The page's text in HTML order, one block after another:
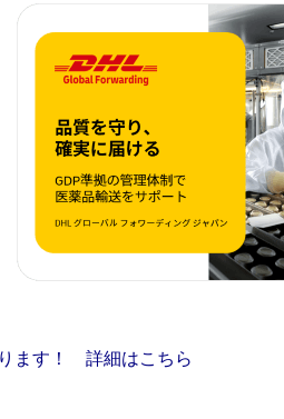
ます！ 詳細はこちら